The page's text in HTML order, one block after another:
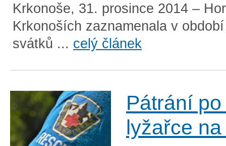
Krkonoše, 31. prosince 2014 –
Krkonoších zaznamenala v
svátků ... celý článek
Pátrání
lyžařce